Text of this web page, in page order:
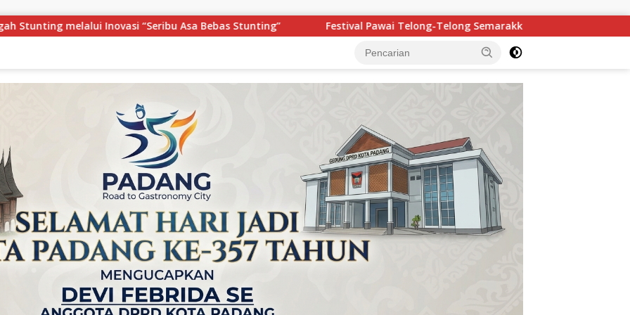
Stunting” Festival Pawai Telong-Telong Semarakkan HJK Kota Padang ke-357, Ribuan Warga Tumpah Ruah